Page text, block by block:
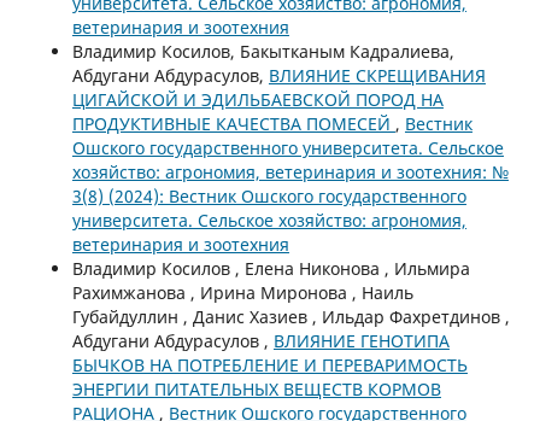
ветеринария и зоотехния
Владимир Косилов, Бакытканым Кадралиева,
Абдугани Абдурасулов, ВЛИЯНИЕ СКРЕЩИВАНИЯ
ЦИГАЙСКОЙ И ЭДИЛЬБАЕВСКОЙ ПОРОД НА
ПРОДУКТИВНЫЕ КАЧЕСТВА ПОМЕСЕЙ , Вестник
Ошского государственного университета. Сельское
хозяйство: агрономия, ветеринария и зоотехния: №
3(8) (2024): Вестник Ошского государственного
университета. Сельское хозяйство: агрономия,
ветеринария и зоотехния
Владимир Косилов , Елена Никонова , Ильмира
Рахимжанова , Ирина Миронова , Наиль
Губайдуллин , Данис Хазиев , Ильдар Фахретдинов ,
Абдугани Абдурасулов , ВЛИЯНИЕ ГЕНОТИПА
БЫЧКОВ НА ПОТРЕБЛЕНИЕ И ПЕРЕВАРИМОСТЬ
ЭНЕРГИИ ПИТАТЕЛЬНЫХ ВЕЩЕСТВ КОРМОВ
РАЦИОНА , Вестник Ошского государственного